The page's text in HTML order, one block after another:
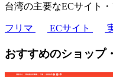
台湾の主要なECサイト
フリマ ECサイト
おすすめのショップ